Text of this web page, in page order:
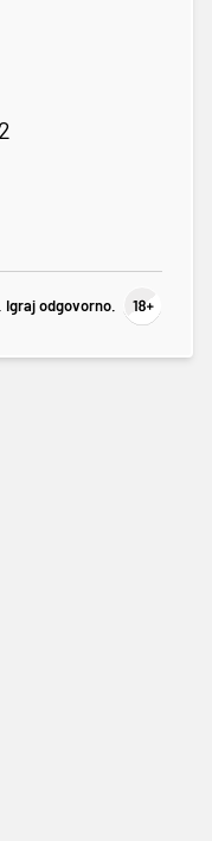
Igraj odgovorno.